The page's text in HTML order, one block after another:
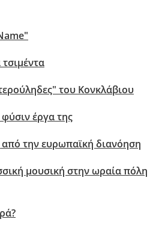
του Κονκλάβιου
έργα της
την ευρωπαϊκή διανόηση
μουσική στην ωραία πόλη